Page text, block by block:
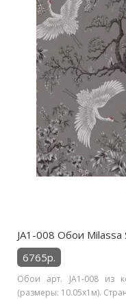
JA1-008 Обои Milassa
6765р.
Обои арт. JA1-008 из
(размеры: 10.05х1м).